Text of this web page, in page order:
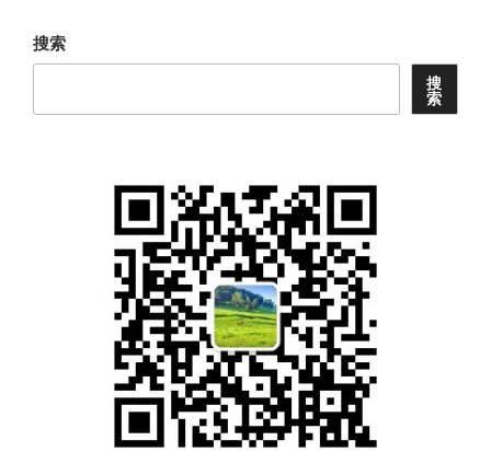
搜索
搜
索